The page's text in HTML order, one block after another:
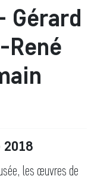
Gérard
René
2018
les œuvres de